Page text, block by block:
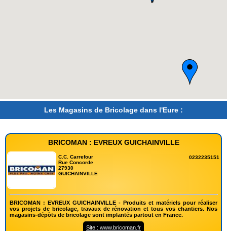
Les Magasins de Bricolage dans l'Eure :
BRICOMAN : EVREUX GUICHAINVILLE
C.C. Carrefour
Rue Concorde
27930
GUICHAINVILLE
0232235151
BRICOMAN : EVREUX GUICHAINVILLE - Produits et matériels pour réaliser
vos projets de bricolage, travaux de rénovation et tous vos chantiers. Nos
magasins-dépôts de bricolage sont implantés partout en France.
Site : www.bricoman.fr